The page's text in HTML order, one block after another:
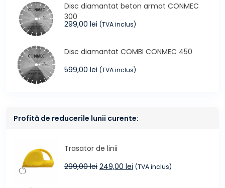
Disc diamantat beton armat CONMEC
300
299,00 lei (TVA inclus)
Disc diamantat COMBI CONMEC 450
599,00 lei (TVA inclus)
Profită de reducerile lunii curente:
Trasator de linii
299,00lei Prețul
249,00 lei Prețul
(TVA inclus)